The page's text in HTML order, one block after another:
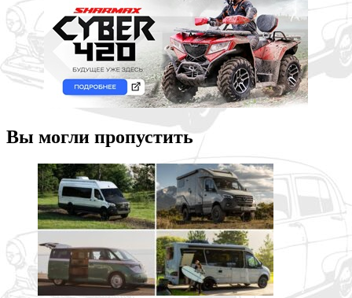
Вы могли пропустить